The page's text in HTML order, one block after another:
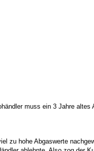
muss ein 3 Jahre
zu hohe Abgaswerte